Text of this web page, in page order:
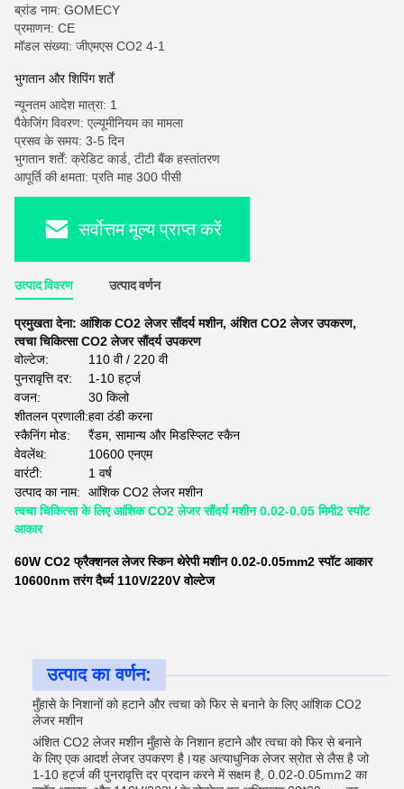
ब्रांड नाम: GOMECY
प्रमाणन: CE
मॉडल संख्या: जीएमएस CO2 4-1
भुगतान और शिपिंग शर्तें
न्यूनतम आदेश मात्रा: 1
पैकेजिंग विवरण: एल्यूमीनियम का मामला
प्रसव के समय: 3-5 दिन
भुगतान शर्तें: क्रेडिट कार्ड, टीटी बैंक हस्तांतरण
आपूर्ति की क्षमता: प्रति माह 300 पीसी
सर्वोत्तम मूल्य प्राप्त करें
उत्पाद विवरण उत्पाद वर्णन
प्रमुखता देना: आंशिक CO2 लेजर सौंदर्य मशीन, अंशित CO2 लेजर उपकरण,
त्वचा चिकित्सा CO2 लेजर सौंदर्य उपकरण
वोल्टेज:
110 वी / 220 वी
पुनरावृत्ति दर:
1-10 हर्ट्ज
वजन:
30 किलो
शीतलन प्रणाली:हवा ठंडी करना
स्कैनिंग मोड:
रैंडम, सामान्य और मिडस्प्लिट स्कैन
वेवलेंथ:
10600 एनएम
वारंटी:
1 वर्ष
उत्पाद का नाम:
आंशिक CO2 लेजर मशीन
त्वचा चिकित्सा के लिए आंशिक CO2 लेजर सौंदर्य मशीन 0.02-0.05 मिमी2 स्पॉट
आकार
60W CO2 फ्रैक्शनल लेजर स्किन थेरेपी मशीन 0.02-0.05mm2 स्पॉट आकार
10600nm तरंग दैर्ध्य 110V/220V वोल्टेज
उत्पाद का वर्णन:
मुँहासे के निशानों को हटाने और त्वचा को फिर से बनाने के लिए आंशिक CO2
लेजर मशीन
अंशित CO2 लेजर मशीन मुँहासे के निशान हटाने और त्वचा को फिर से बनाने
के लिए एक आदर्श लेजर उपकरण है।यह अत्याधुनिक लेजर स्रोत से लैस है जो
1-10 हर्ट्ज की पुनरावृत्ति दर प्रदान करने में सक्षम है, 0.02-0.05mm2 का